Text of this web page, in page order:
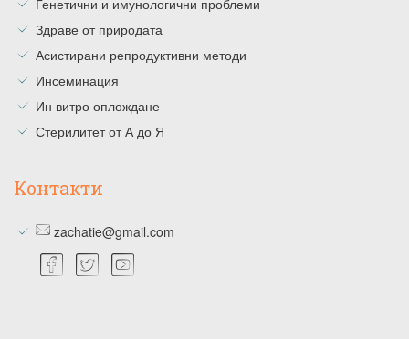
Генетични и имунологични проблеми
Здраве от природата
Асистирани репродуктивни методи
Инсеминация
Ин витро оплождане
Стерилитет от А до Я
Контакти
zachatie@gmail.com